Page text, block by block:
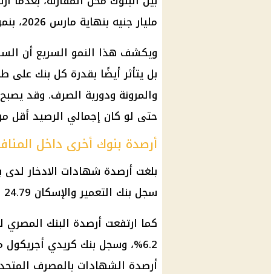
مليار جنيه بنهاية مارس 2026، بنمو سنوي بلغ 63.4%.
ويكشف هذا النمو السريع أن
بل يتأثر أيضًا بقدرة كل بنك على
والمرونة ودورية الصرف. وقد
حتى لو كان إجمالي الرصيد أقل
أرصدة بنوك أخرى داخل
بلغت أرصدة شهادات الادخار
سجل بنك التعمير والإسكان